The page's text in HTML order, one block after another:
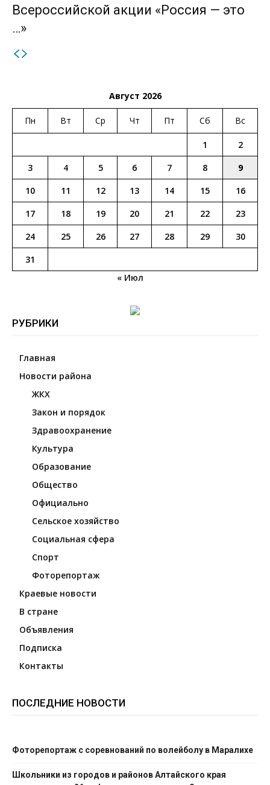
Всероссийской акции «Россия — это
…»
Август 2026
Пн Вт Ср Чт Пт Сб Вс
1
2
3
4 5 6 7 8
9
10
11 12 13 14 15
16
17
18 19 20 21 22
23
24
25 26 27 28 29
30
31
« Июл
РУБРИКИ
Главная
Новости района
ЖКХ
Закон и порядок
Здравоохранение
Культура
Образование
Общество
Официально
Сельское хозяйство
Социальная сфера
Спорт
Фоторепортаж
Краевые новости
В стране
Объявления
Подписка
Контакты
ПОСЛЕДНИЕ НОВОСТИ
Фоторепортаж с соревнований по волейболу в Маралихе
Школьники из городов и районов Алтайского края